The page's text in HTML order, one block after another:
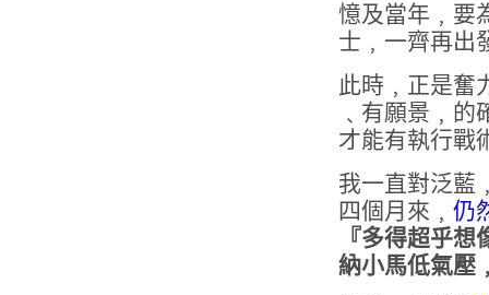
憶及當年﹐要
士﹐一齊再出
此時﹐正是奮
﹑有願景﹐
才能有執行戰
我一直對泛藍
四個月來﹐ 仍
『多得超乎
納小馬低氣壓